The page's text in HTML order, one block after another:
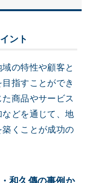
ント
の特性や顧客と
指すことができ
商品やサービス
どを通じて、地
くことが成功の
和久傳の事例か